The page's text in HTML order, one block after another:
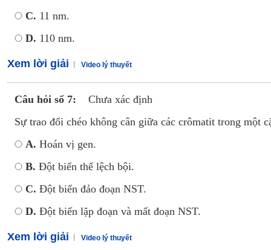
C. 11 nm.
D. 110 nm.
Xem lời giải Video lý thuyết
Câu hỏi số 7:
Chưa xác định
Sự trao đổi chéo không cân giữa các crômatit trong một
A. Hoán vị gen.
B. Đột biến thể lệch bội.
C. Đột biến đảo đoạn NST.
D. Đột biến lặp đoạn và mất đoạn NST.
Xem lời giải Video lý thuyết